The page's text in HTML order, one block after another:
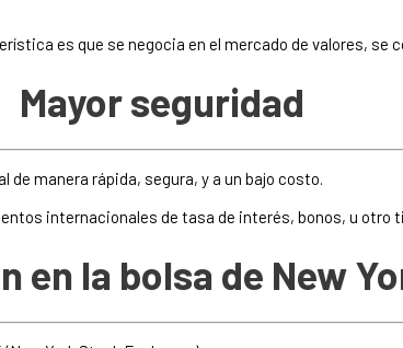
es que se negocia en el mercado de valores, se
Mayor seguridad
manera rápida, segura, y a un bajo costo.
internacionales de tasa de interés, bonos, u otro
en la bolsa de New